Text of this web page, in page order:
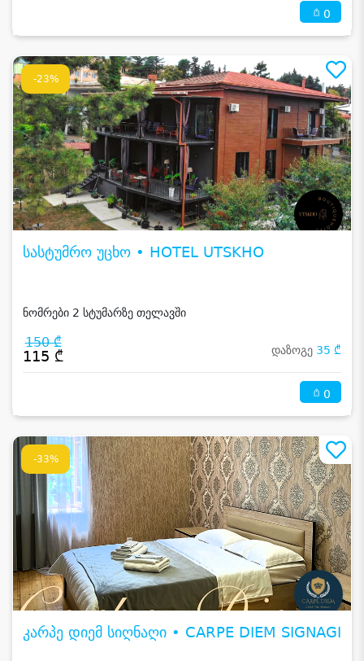
0
-23%
სასტუმრო უცხო • HOTEL UTSKHO
ნომრები 2 სტუმარზე თელავში
150 ₾
115 ₾ დაზოგე 35 ₾
0
-33%
კარპე დიემ სიღნაღი • CARPE DIEM SIGNAGI